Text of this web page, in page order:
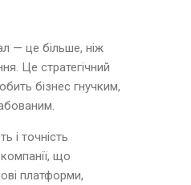
— це більше, ніж
Це стратегічний
бізнес гнучким,
і точність
що
платформи,